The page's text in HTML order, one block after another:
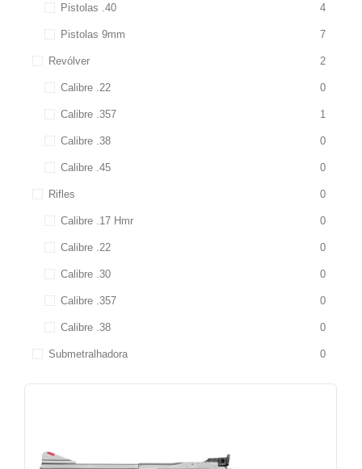
Pistolas .40 4
Pistolas 9mm 7
Revólver 2
Calibre .22 0
Calibre .357 1
Calibre .38 0
Calibre .45 0
Rifles 0
Calibre .17 Hmr 0
Calibre .22 0
Calibre .30 0
Calibre .357 0
Calibre .38 0
Submetralhadora 0